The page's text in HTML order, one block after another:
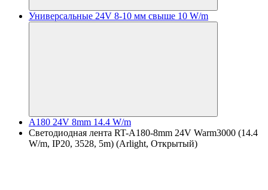
Универсальные 24V 8-10 мм свыше 10 W/m
A180 24V 8mm 14.4 W/m
Светодиодная лента RT-A180-8mm 24V Warm3000 (14.4
W/m, IP20, 3528, 5m) (Arlight, Открытый)